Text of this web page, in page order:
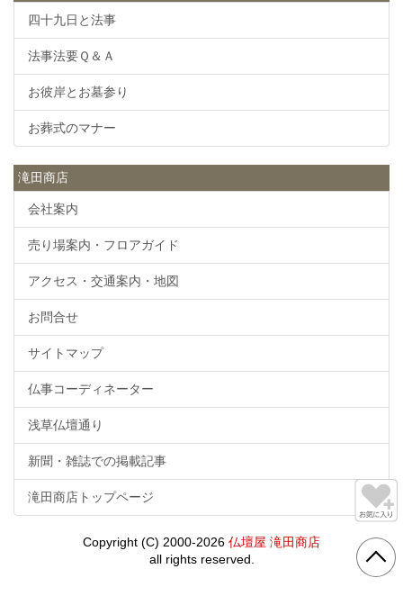
四十九日と法事
法事法要Ｑ＆Ａ
お彼岸とお墓参り
お葬式のマナー
滝田商店
会社案内
売り場案内・フロアガイド
アクセス・交通案内・地図
お問合せ
サイトマップ
仏事コーディネーター
浅草仏壇通り
新聞・雑誌での掲載記事
滝田商店トップページ
Copyright (C) 2000-2026 仏壇屋 滝田商店
all rights reserved.